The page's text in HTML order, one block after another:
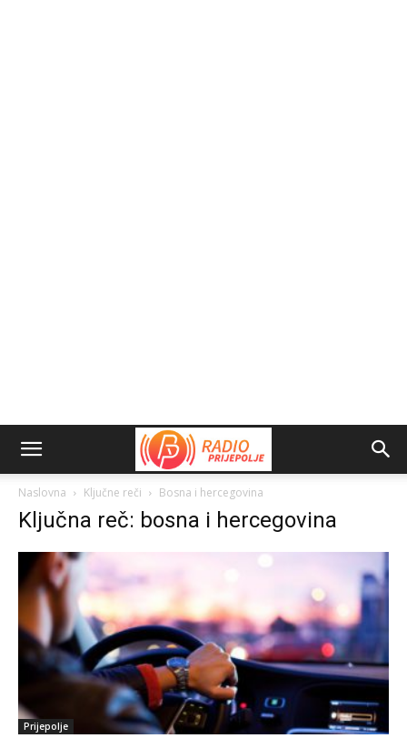
Naslovna Ključne reči Bosna i hercegovina
Ključna reč: bosna i hercegovina
Prijepolje